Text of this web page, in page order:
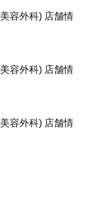
容外科) 店舗情
容外科) 店舗情
容外科) 店舗情